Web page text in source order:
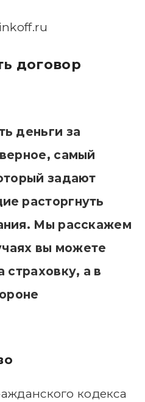
договор
деньги за
самый
задают
расторгнуть
Мы расскажем
вы можете
страховку, а в
кодекса